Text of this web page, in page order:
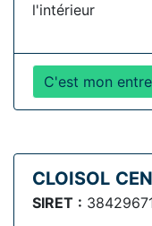
l'intérieur
C'est mon
CLOISOL
SIRET :